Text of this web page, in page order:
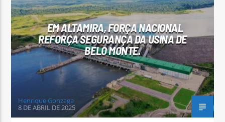
Arara Azul FM
EM ALTAMIRA, FORÇA NACIONAL
REFORÇA SEGURANÇA DA USINA DE
BELO MONTE.
Henrique Gonzaga
8 DE ABRIL DE 2025